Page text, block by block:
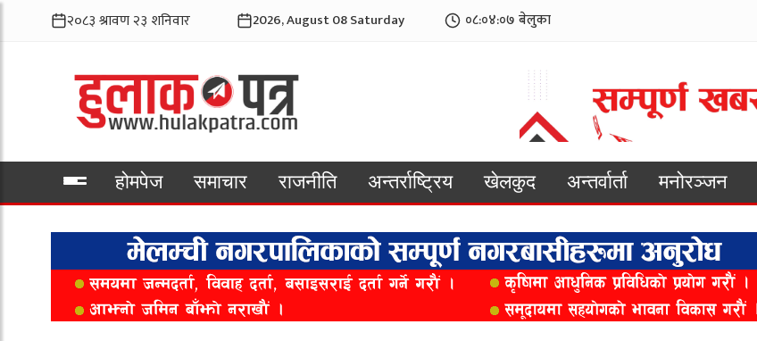
2026, August 08 Saturday ०८:०४:०९ बेलुका
होमपेज समाचार राजनीति अन्तर्राष्ट्रिय खेलकुद अन्तर्वार्ता मनोरञ्जन